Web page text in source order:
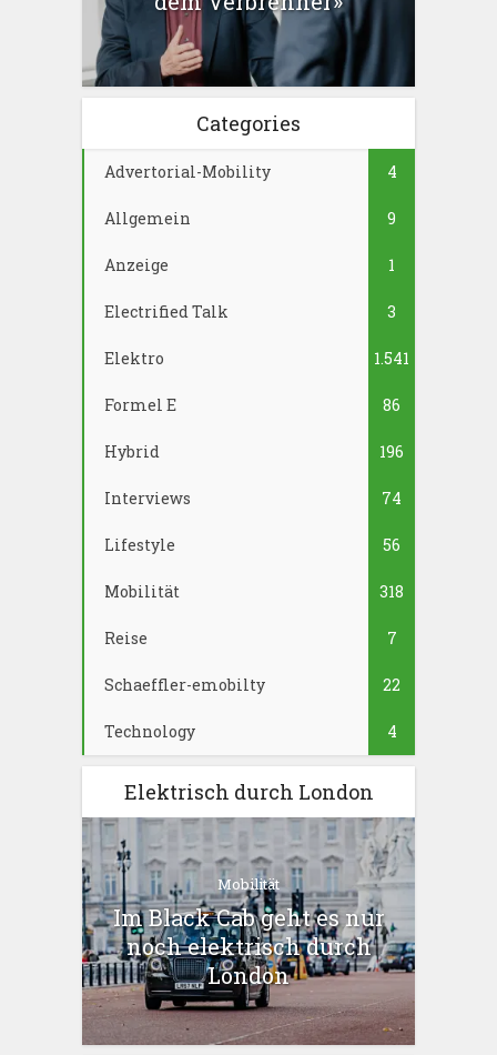
Categories
Advertorial-Mobility 4
Allgemein 9
Anzeige 1
Electrified Talk 3
Elektro 1.541
Formel E 86
Hybrid 196
Interviews 74
Lifestyle 56
Mobilität 318
Reise 7
Schaeffler-emobilty 22
Technology 4
Elektrisch durch London
Mobilität
Im Black Cab geht es nur
noch elektrisch durch
London